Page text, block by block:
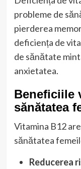
probleme de
pierderea
deficiența de
de sănătate
anxietatea.
Beneficiile
sănătatea
Vitamina B12
sănătatea
Reducerea